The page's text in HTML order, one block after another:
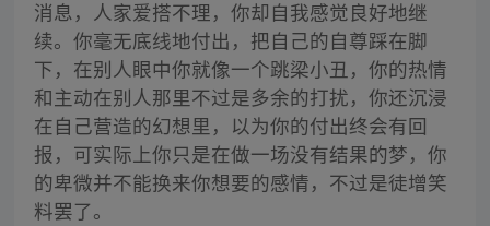
消息，人家爱搭不理，你却自我感觉良好地继
续。你毫无底线地付出，把自己的自尊踩在脚
下，在别人眼中你就像一个跳梁小丑，你的热情
和主动在别人那里不过是多余的打扰，你还沉浸
在自己营造的幻想里，以为你的付出终会有回
报，可实际上你只是在做一场没有结果的梦，你
的卑微并不能换来你想要的感情，不过是徒增笑
料罢了。